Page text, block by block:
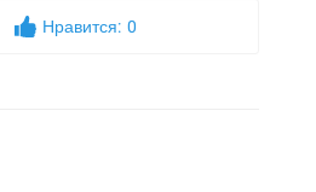
Нравится: 0